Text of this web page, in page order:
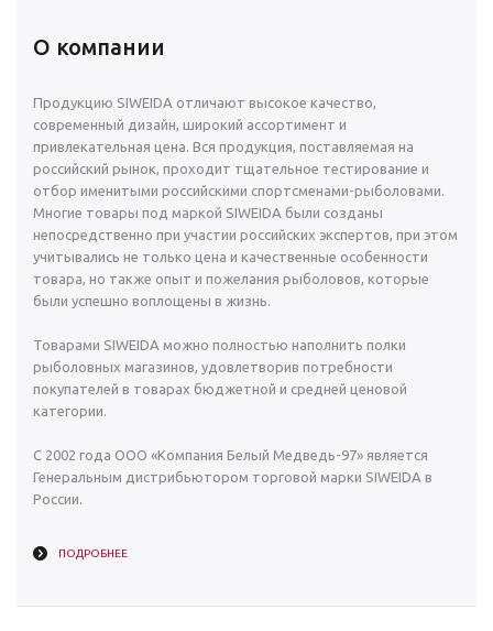
О компании
Продукцию SIWEIDA отличают высокое качество,
современный дизайн, широкий ассортимент и
привлекательная цена. Вся продукция, поставляемая на
российский рынок, проходит тщательное тестирование и
отбор именитыми российскими спортсменами-рыболовами.
Многие товары под маркой SIWEIDA были созданы
непосредственно при участии российских экспертов, при этом
учитывались не только цена и качественные особенности
товара, но также опыт и пожелания рыболовов, которые
были успешно воплощены в жизнь.
Товарами SIWEIDA можно полностью наполнить полки
рыболовных магазинов, удовлетворив потребности
покупателей в товарах бюджетной и средней ценовой
категории.
С 2002 года ООО «Компания Белый Медведь-97» является
Генеральным дистрибьютором торговой марки SIWEIDA в
России.
ПОДРОБНЕЕ